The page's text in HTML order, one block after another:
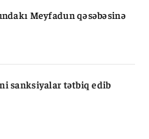
Meyfadun qəsəbəsinə
sanksiyalar tətbiq edib